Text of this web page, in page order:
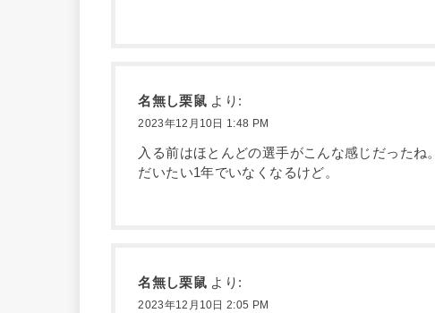
名無し栗鼠 より:
2023年12月10日 1:48 PM
入る前はほとんどの選手がこんな感じだったね。
だいたい1年でいなくなるけど。
名無し栗鼠 より:
2023年12月10日 2:05 PM